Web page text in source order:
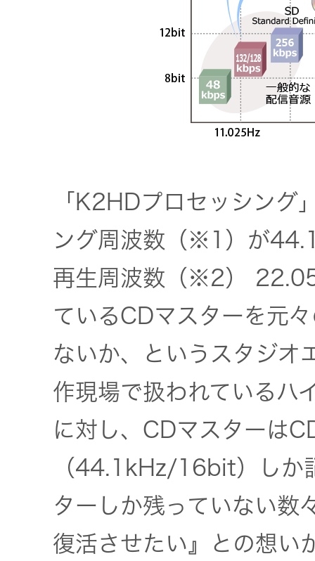
ススピー
カー
イヤープ
ラグ
オルゴー
ル
音場特性
カスタム
サービス
(WiZMUSIC
トップ)
技術情報
「K2HDプロセッシング
ング周波数（※1）が
再生周波数（※2）
ているCDマスターを元
ないか、というスタジオ
作現場で扱われているハ
に対し、CDマスターは
（44.1kHz/16bit）しか
ターしか残っていない数
復活させたい』との想い